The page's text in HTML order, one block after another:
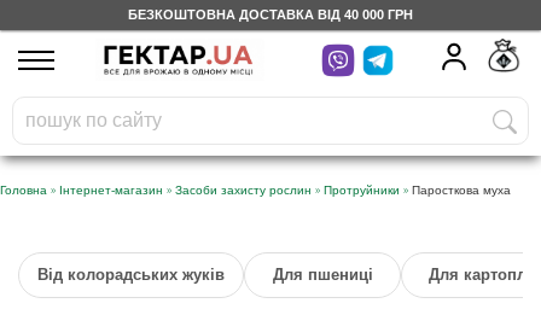
БЕЗКОШТОВНА ДОСТАВКА ВІД 40 000 ГРН
UA
На вашому
бонусному рахунку
грн
Безкоштовно по Україні
Категорії
Головна » Інтернет-магазин » Засоби захисту рослин » Протруйники » Паросткова муха
Від колорадських жуків Для пшениці Для картоплі